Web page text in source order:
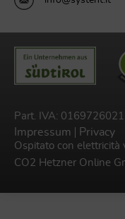
Part. IVA:
Impressum Privacy
Ospitato con elettricità
CO2 Hetzner Online